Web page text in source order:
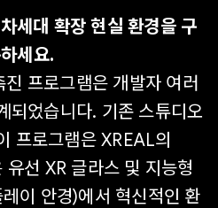
대 확장 현실 환경을 구
세요.
프로그램은 개발자 여러
되었습니다. 기존 스튜디오
프로그램은 XREAL의
선 XR 글라스 및 지능형
이 안경)에서 혁신적인 환